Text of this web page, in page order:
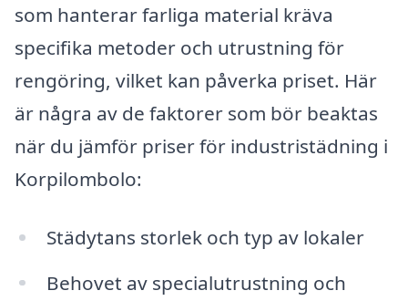
som hanterar farliga material kräva
specifika metoder och utrustning för
rengöring, vilket kan påverka priset. Här
är några av de faktorer som bör beaktas
när du jämför priser för industristädning i
Korpilombolo:
Städytans storlek och typ av lokaler
Behovet av specialutrustning och